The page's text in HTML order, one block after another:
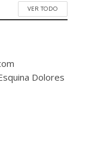
VER TODO
Dolores